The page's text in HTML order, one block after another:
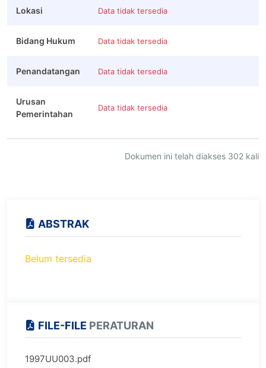
Lokasi Data tidak tersedia
Bidang Hukum Data tidak tersedia
Penandatangan Data tidak tersedia
Urusan
Pemerintahan
Data tidak tersedia
Dokumen ini telah diakses 302 kali
ABSTRAK
Belum tersedia
FILE-FILE PERATURAN
1997UU003.pdf